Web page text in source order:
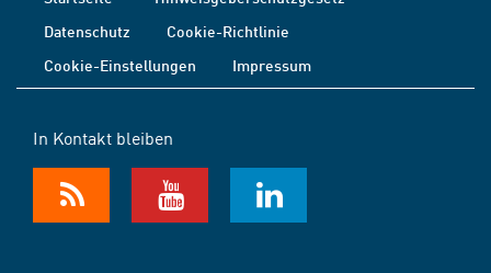
Datenschutz
Cookie-Richtlinie
Cookie-Einstellungen
Impressum
In Kontakt bleiben